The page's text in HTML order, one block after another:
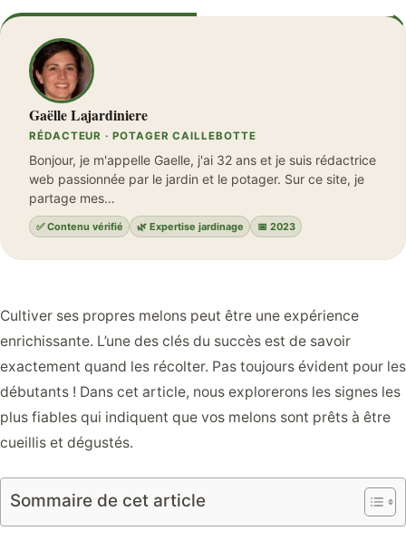
Gaëlle Lajardiniere
RÉDACTEUR · POTAGER CAILLEBOTTE
Bonjour, je m'appelle Gaelle, j'ai 32 ans et je suis rédactrice
web passionnée par le jardin et le potager. Sur ce site, je
partage mes…
✅ Contenu vérifié 🌿 Expertise jardinage 📅 2023
Cultiver ses propres melons peut être une expérience
enrichissante. L’une des clés du succès est de savoir
exactement quand les récolter. Pas toujours évident pour les
débutants ! Dans cet article, nous explorerons les signes les
plus fiables qui indiquent que vos melons sont prêts à être
cueillis et dégustés.
Sommaire de cet article